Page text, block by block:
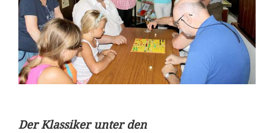
Der Klassiker unter den